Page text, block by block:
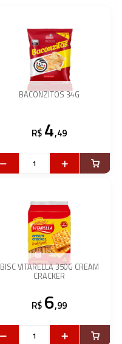
BACONZITOS 34G
R$ 4,49
BISC VITARELLA 350G CREAM
CRACKER
R$ 6,99